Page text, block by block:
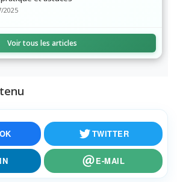
2025
Voir tous les articles
TWITTER
E-MAIL